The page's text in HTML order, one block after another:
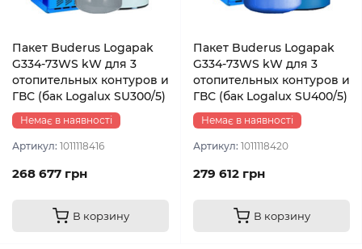
Пакет Buderus Logapak
G334-73WS kW для 3
отопительных контуров и
ГВС (бак Logalux SU300/5)
Немає в наявності
Артикул: 1011118416
268 677 грн
В корзину
Пакет Buderus Logapak
G334-73WS kW для 3
отопительных контуров и
ГВС (бак Logalux SU400/5)
Немає в наявності
Артикул: 1011118420
279 612 грн
В корзину